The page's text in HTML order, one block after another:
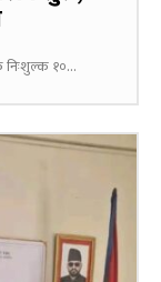
पटक निःशुल्क १०...